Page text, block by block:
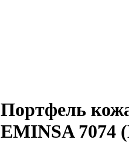
Портфель
EMINSA 7074